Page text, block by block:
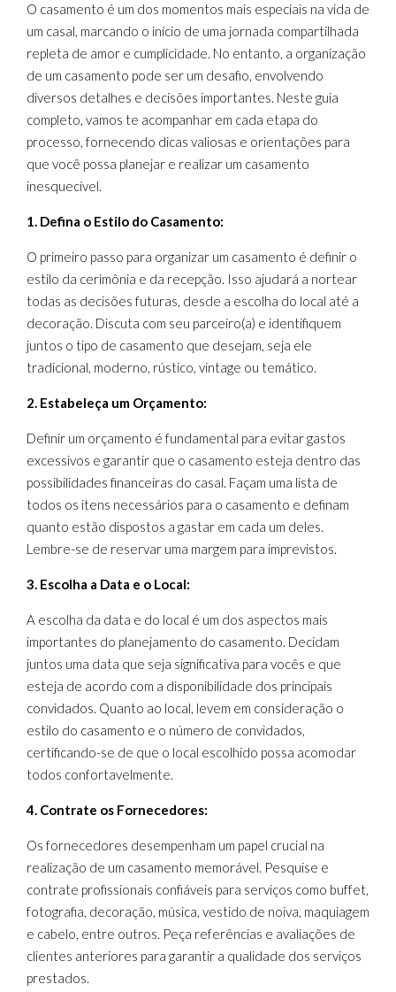
O casamento é um dos momentos mais especiais na vida de
um casal, marcando o início de uma jornada compartilhada
repleta de amor e cumplicidade. No entanto, a organização
de um casamento pode ser um desafio, envolvendo
diversos detalhes e decisões importantes. Neste guia
completo, vamos te acompanhar em cada etapa do
processo, fornecendo dicas valiosas e orientações para
que você possa planejar e realizar um casamento
inesquecível.
1. Defina o Estilo do Casamento:
O primeiro passo para organizar um casamento é definir o
estilo da cerimônia e da recepção. Isso ajudará a nortear
todas as decisões futuras, desde a escolha do local até a
decoração. Discuta com seu parceiro(a) e identifiquem
juntos o tipo de casamento que desejam, seja ele
tradicional, moderno, rústico, vintage ou temático.
2. Estabeleça um Orçamento:
Definir um orçamento é fundamental para evitar gastos
excessivos e garantir que o casamento esteja dentro das
possibilidades financeiras do casal. Façam uma lista de
todos os itens necessários para o casamento e definam
quanto estão dispostos a gastar em cada um deles.
Lembre-se de reservar uma margem para imprevistos.
3. Escolha a Data e o Local:
A escolha da data e do local é um dos aspectos mais
importantes do planejamento do casamento. Decidam
juntos uma data que seja significativa para vocês e que
esteja de acordo com a disponibilidade dos principais
convidados. Quanto ao local, levem em consideração o
estilo do casamento e o número de convidados,
certificando-se de que o local escolhido possa acomodar
todos confortavelmente.
4. Contrate os Fornecedores:
Os fornecedores desempenham um papel crucial na
realização de um casamento memorável. Pesquise e
contrate profissionais confiáveis para serviços como buffet,
fotografia, decoração, música, vestido de noiva, maquiagem
e cabelo, entre outros. Peça referências e avaliações de
clientes anteriores para garantir a qualidade dos serviços
prestados.